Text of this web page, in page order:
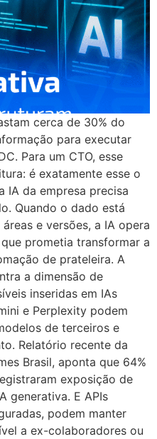
cerca de 30% do
para executar
Para um CTO, esse
é exatamente esse o
IA da empresa precisa
Quando o dado está
e versões, a IA opera
prometia transformar a
de prateleira. A
a dimensão de
inseridas em IAs
e Perplexity podem
de terceiros e
Relatório recente da
Brasil, aponta que 64%
exposição de
generativa. E APIs
podem manter
a ex-colaboradores ou